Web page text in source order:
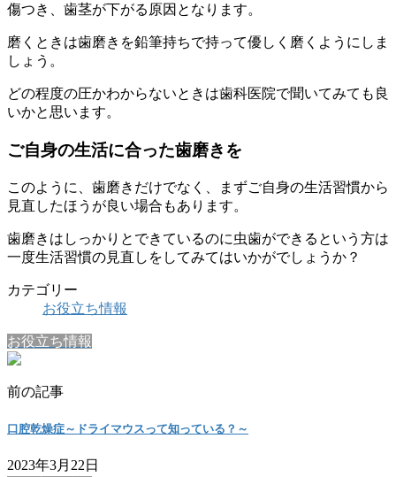
傷つき、歯茎が下がる原因となります。
磨くときは歯磨きを鉛筆持ちで持って優しく磨くようにしま
しょう。
どの程度の圧かわからないときは歯科医院で聞いてみても良
いかと思います。
ご自身の生活に合った歯磨きを
このように、歯磨きだけでなく、まずご自身の生活習慣から
見直したほうが良い場合もあります。
歯磨きはしっかりとできているのに虫歯ができるという方は
一度生活習慣の見直しをしてみてはいかがでしょうか？
カテゴリー
お役立ち情報
お役立ち情報
前の記事
口腔乾燥症～ドライマウスって知っている？～
2023年3月22日